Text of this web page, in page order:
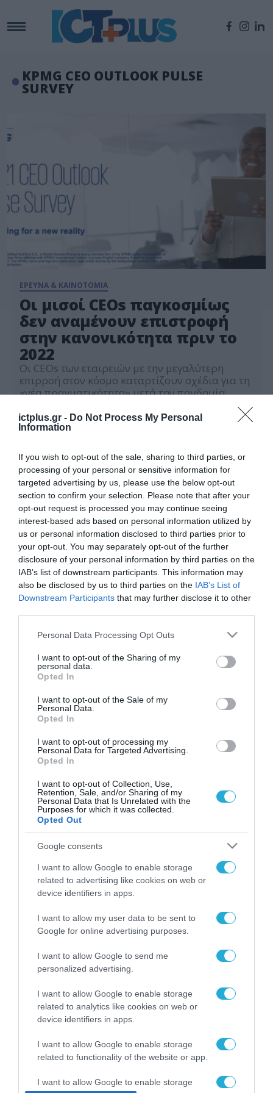
ictplus.gr - Do Not Process My Personal
Information
If you wish to opt-out of the sale, sharing to third parties, or
processing of your personal or sensitive information for
targeted advertising by us, please use the below opt-out
section to confirm your selection. Please note that after your
opt-out request is processed you may continue seeing
interest-based ads based on personal information utilized by
us or personal information disclosed to third parties prior to
your opt-out. You may separately opt-out of the further
disclosure of your personal information by third parties on the
IAB’s list of downstream participants. This information may
also be disclosed by us to third parties on the IAB’s List of
Downstream Participants that may further disclose it to other
Please note that this website/app uses one or more Google
not limited to your visit or usage behaviour. You may click to
grant or deny consent to Google and its third-party tags to
use your data for below specified purposes in below Google
consent section.
Personal Data Processing Opt Outs
I want to opt-out of the Sharing of my
personal data.
Opted In
I want to opt-out of the Sale of my
Personal Data.
Opted In
I want to opt-out of processing my
Personal Data for Targeted Advertising.
Opted In
I want to opt-out of Collection, Use,
Retention, Sale, and/or Sharing of my
Personal Data that Is Unrelated with the
Purposes for which it was collected.
Opted Out
Google consents
I want to allow Google to enable storage
related to advertising like cookies on web or
device identifiers in apps.
I want to allow my user data to be sent to
Google for online advertising purposes.
I want to allow Google to send me
personalized advertising.
I want to allow Google to enable storage
related to analytics like cookies on web or
device identifiers in apps.
I want to allow Google to enable storage
related to functionality of the website or app.
I want to allow Google to enable storage
KPMG CEO OUTLOOK PULSE
SURVEY
ΕΡΕΥΝΑ & ΚΑΙΝΟΤΟΜΙΑ
Oι μισοί CEOs παγκοσμίως
δεν αναμένουν επιστροφή
στην κανονικότητα πριν το
2022
Οι CEOs των εταιρειών με την μεγαλύτερη
επιρροή στον κόσμο καταρτίζουν σχέδια για τη
«νέα πραγματικότητα» μετά την πανδημία.
Pulse Survey της KPMG, περίπου τα μισά (45%)
από τα παγκόσμια στελέχη δεν αναμένουν την
δραστηριότητα παρά μόνο κάποια στιγμή το
2022, σε αντίθεση με […]
ΡΟΗ ΕΙΔΗΣΕΩΝ
Το χρηματοδοτούμενο
από την ΕΕ έργο “The
Gaming Police”
ενισχύει την ασφάλεια
διαδίκτυο
ΑΑΔΕ: Διευκρινίσεις
παραβάσεις που
αφορούν τους ΦΗΜ
31.07.2026
Σ. Καλαφάτης: «Η
Τεχνητή Νοημοσύνη
δεν είναι απλώς μια
μια νέα βιομηχανική
επανάσταση»
31.07.2026
για τη χρηματοδότηση